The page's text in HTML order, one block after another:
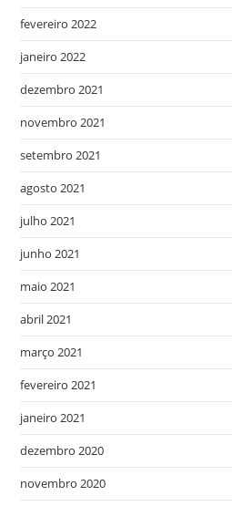
fevereiro 2022
janeiro 2022
dezembro 2021
novembro 2021
setembro 2021
agosto 2021
julho 2021
junho 2021
maio 2021
abril 2021
março 2021
fevereiro 2021
janeiro 2021
dezembro 2020
novembro 2020